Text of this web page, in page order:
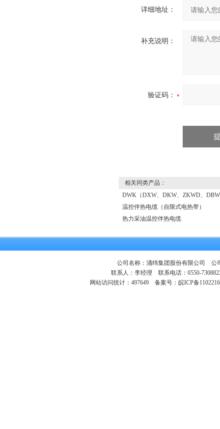
详细地址：
补充说明：
验证码：
相关同类产品：
DWK（DXW、DKW、ZKWD、
温控伴热电缆（自限式电热带）
热力采油温控伴热电缆
公司名称：涌纬集团股份有限公司 公
联系人：李经理 联系电话：0550-
网站访问统计：497649 备案号：皖ICP备